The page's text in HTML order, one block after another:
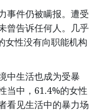
事件仍被瞒报。遭受
曾告诉任何人。几乎
女性没有向职能机构
中生活也成为受暴
当中，61.4%的女性
看见生活中的暴力场